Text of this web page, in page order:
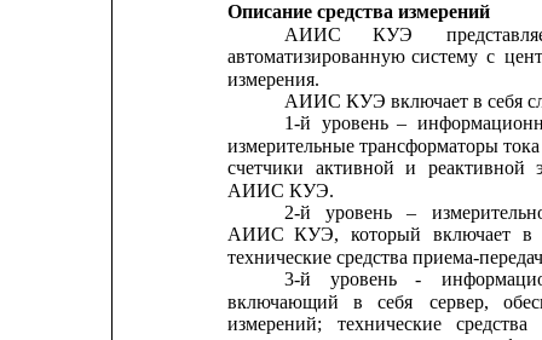
Описание средства измерений
АИИС
КУЭ
автоматизированную систему с
измерения.
АИИС КУЭ включает в себя
1-й уровень –
измерительные трансформаторы
счетчики
активной и реактивной
АИИС КУЭ.
2-й
уровень –
АИИС КУЭ, который включает
в
технические средства приема-
3-й
уровень -
включающий
в себя сервер,
измерений;
технические
средства